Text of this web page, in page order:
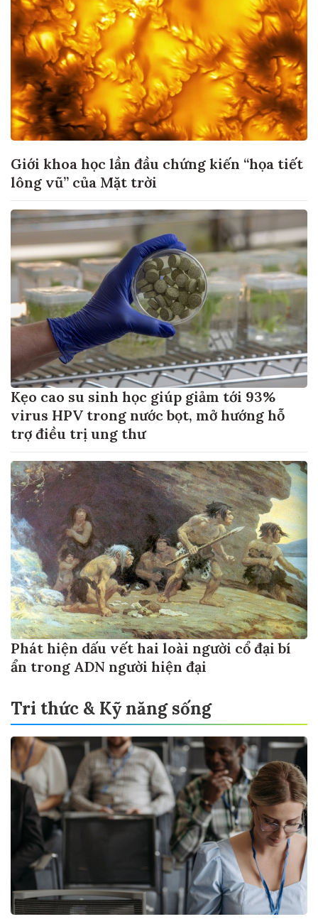
Giới khoa học lần đầu chứng kiến “họa tiết
lông vũ” của Mặt trời
Kẹo cao su sinh học giúp giảm tới 93%
virus HPV trong nước bọt, mở hướng hỗ
trợ điều trị ung thư
Phát hiện dấu vết hai loài người cổ đại bí
ẩn trong ADN người hiện đại
Tri thức & Kỹ năng sống